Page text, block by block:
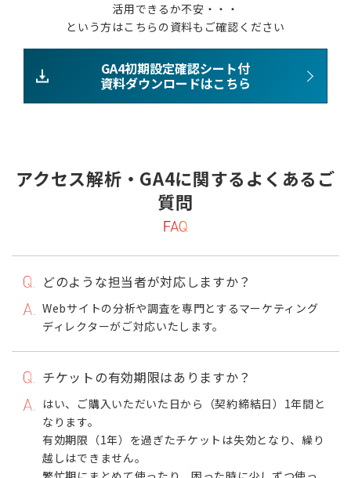
活用できるか不安・・・
という方はこちらの資料もご確認ください
GA4初期設定確認シート付
資料ダウンロードはこちら
アクセス解析・GA4に関するよくあるご
質問
どのような担当者が対応しますか？
Webサイトの分析や調査を専門とするマーケティング
ディレクターがご対応いたします。
チケットの有効期限はありますか？
はい、ご購入いただいた日から（契約締結日）1年間と
なります。
有効期限（1年）を過ぎたチケットは失効となり、繰り
越しはできません。